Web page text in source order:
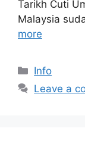
Tarikh Cuti
Malaysia
more
Categories
Info
Leave a